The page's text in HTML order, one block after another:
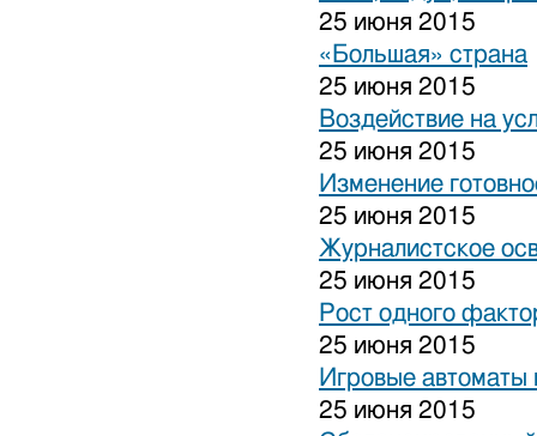
25 июня 2015
«Большая» страна
25 июня 2015
Воздействие на
25 июня 2015
Изменение
25 июня 2015
Журналистское
25 июня 2015
Рост одного
25 июня 2015
Игровые
25 июня 2015